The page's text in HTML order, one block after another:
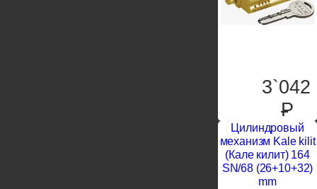
3`042
P
Цилиндровый
механизм Kale kilit
(Кале килит) 164
SN/68 (26+10+32)
mm